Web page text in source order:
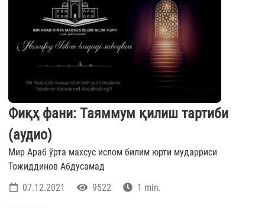
Фиқҳ фани: Таяммум қилиш тартиби
(аудио)
Мир Араб ўрта махсус ислом билим юрти мударриси
Тожиддинов Абдусамад
07.12.2021
9522 1 min.